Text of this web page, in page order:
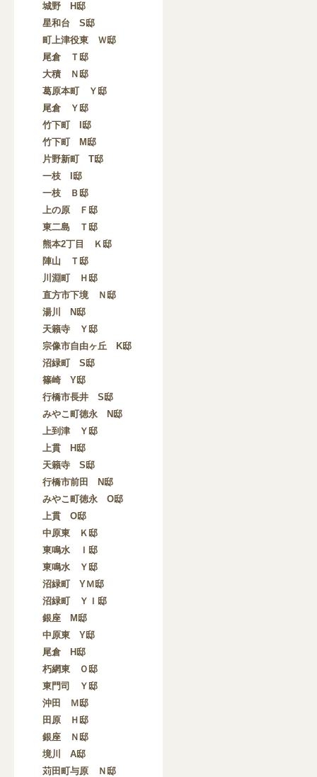
城野 H邸
星和台 S邸
町上津役東 Ｗ邸
尾倉 Ｔ邸
大積 Ｎ邸
葛原本町 Ｙ邸
尾倉 Ｙ邸
竹下町 I邸
竹下町 M邸
片野新町 T邸
一枝 I邸
一枝 Ｂ邸
上の原 Ｆ邸
東二島 Ｔ邸
熊本2丁目 Ｋ邸
陣山 Ｔ邸
川淵町 Ｈ邸
直方市下境 Ｎ邸
湯川 N邸
天籟寺 Ｙ邸
宗像市自由ヶ丘 K邸
沼緑町 S邸
篠崎 Y邸
行橋市長井 S邸
みやこ町徳永 N邸
上到津 Ｙ邸
上貫 H邸
天籟寺 S邸
行橋市前田 N邸
みやこ町徳永 O邸
上貫 O邸
中原東 Ｋ邸
東鳴水 Ｉ邸
東鳴水 Ｙ邸
沼緑町 YＭ邸
沼緑町 ＹＩ邸
銀座 M邸
中原東 Y邸
尾倉 H邸
朽網東 Ｏ邸
東門司 Ｙ邸
沖田 Ｍ邸
田原 Ｈ邸
銀座 Ｎ邸
境川 A邸
苅田町与原 Ｎ邸